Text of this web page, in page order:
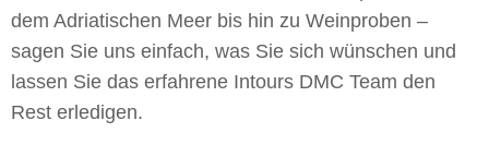
dem Adriatischen Meer bis hin zu Weinproben –
sagen Sie uns einfach, was Sie sich wünschen und
lassen Sie das erfahrene Intours DMC Team den
Rest erledigen.